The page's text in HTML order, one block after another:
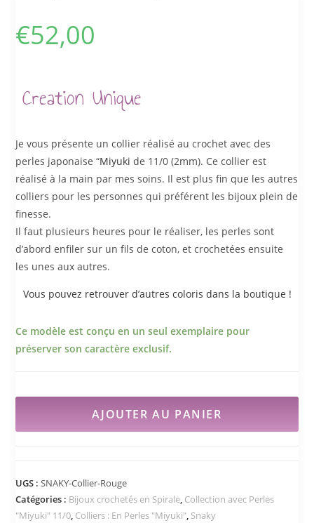
€52,00
Creation Unique
Je vous présente un collier réalisé au crochet avec des
perles japonaise “Miyuki de 11/0 (2mm). Ce collier est
réalisé à la main par mes soins. Il est plus fin que les autres
colliers pour les personnes qui préférent les bijoux plein de
finesse.
Il faut plusieurs heures pour le réaliser, les perles sont
d’abord enfiler sur un fils de coton, et crochetées ensuite
les unes aux autres.
Vous pouvez retrouver d’autres coloris dans la boutique !
Ce modèle est conçu en un seul exemplaire pour
préserver son caractère exclusif.
AJOUTER AU PANIER
UGS :SNAKY-Collier-Rouge
Catégories : Bijoux crochetés en Spirale, Collection avec Perles
"Miyuki" 11/0, Colliers : En Perles "Miyuki", Snaky